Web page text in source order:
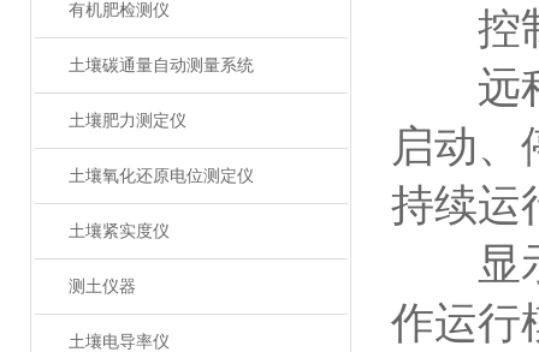
有机肥检测仪
土壤碳通量自动测量系统
土壤肥力测定仪
土壤氧化还原电位测定仪
土壤紧实度仪
测土仪器
土壤电导率仪
控制
远程
启动、
持续运
显示
作运行